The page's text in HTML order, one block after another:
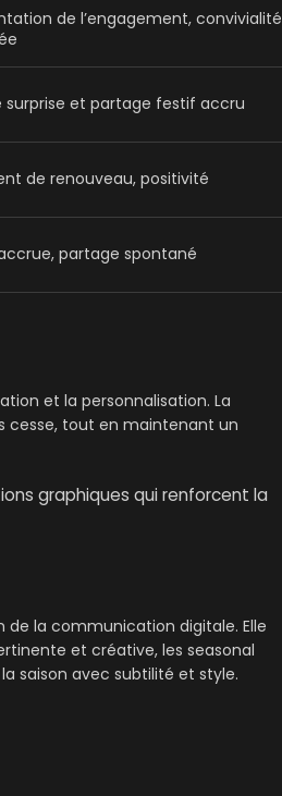
de l’engagement, convivialité
surprise et partage festif accru
de renouveau, positivité
partage spontané
et la personnalisation. La
cesse, tout en maintenant un
graphiques qui renforcent la
de la communication digitale. Elle
et créative, les seasonal
saison avec subtilité et style.